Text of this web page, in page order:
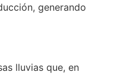
generando
lluvias que, en